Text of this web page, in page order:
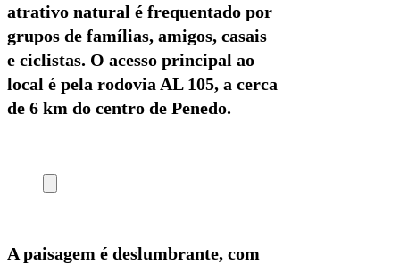
atrativo natural é frequentado por
grupos de famílias, amigos, casais
e ciclistas. O acesso principal ao
local é pela rodovia AL 105, a cerca
de 6 km do centro de Penedo.
A paisagem é deslumbrante, com